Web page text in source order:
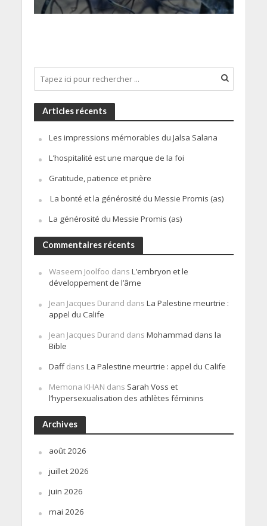
Articles récents
Les impressions mémorables du Jalsa Salana
L’hospitalité est une marque de la foi
Gratitude, patience et prière
La bonté et la générosité du Messie Promis (as)
La générosité du Messie Promis (as)
Commentaires récents
Waseem Joolfoo dans L’embryon et le
développement de l’âme
Jean Jacques Durand dans La Palestine meurtrie :
appel du Calife
Jean Jacques Durand dans Mohammad dans la
Bible
Daffdans La Palestine meurtrie : appel du Calife
Memona KHAN dans Sarah Voss et
l’hypersexualisation des athlètes féminins
Archives
août 2026
juillet 2026
juin 2026
mai 2026